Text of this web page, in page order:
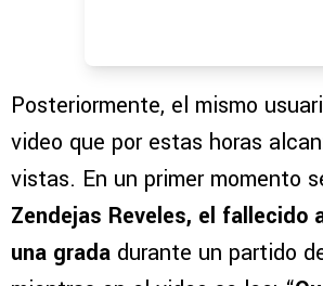
Posteriormente, el mismo
video que por estas horas
vistas. En un primer momento
Zendejas Reveles, el fallecido
una grada durante un partido